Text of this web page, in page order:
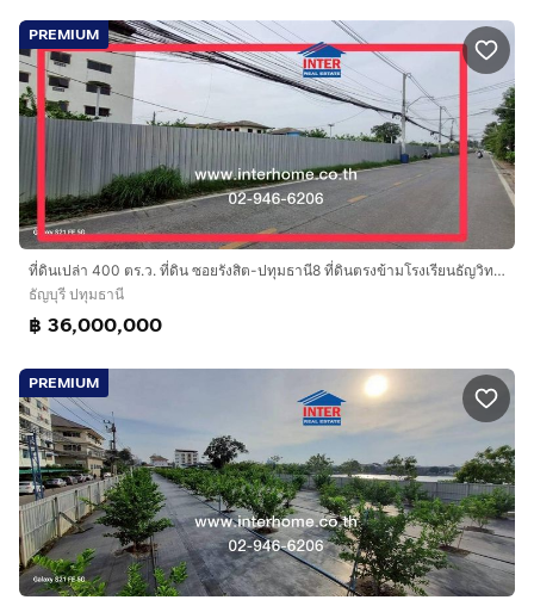
PREMIUM
ที่ดินเปล่า 400 ตร.ว. ที่ดิน ซอยรังสิต-ปทุมธานี8 ที่ดินตรงข้ามโรงเรียนธัญวิทย์ ถนนพหลโยธิน ถนนรังสิต-ปทุมธานี8 ธัญบุรี ปทุมธานี
ธัญบุรี ปทุมธานี
฿ 36,000,000
PREMIUM